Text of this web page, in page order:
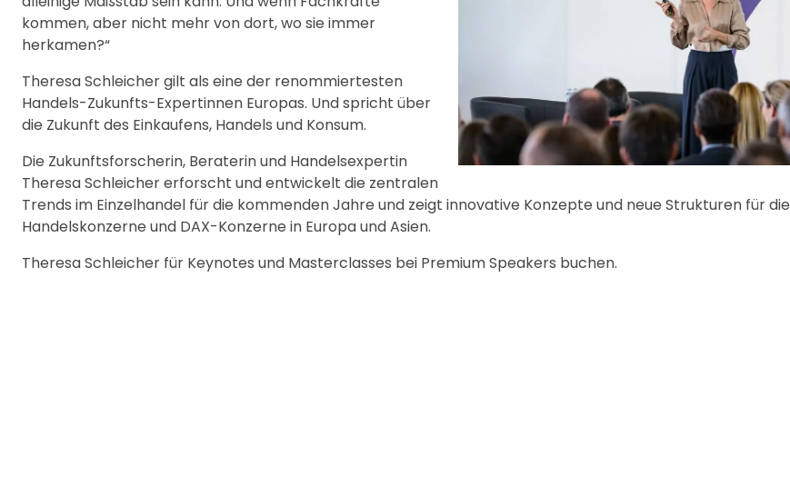
kommen, aber nicht mehr von dort, wo sie immer
herkamen?“
Theresa Schleicher gilt als eine der renommiertesten
Handels-Zukunfts-Expertinnen Europas. Und spricht über
die Zukunft des Einkaufens, Handels und Konsum.
Die Zukunftsforscherin, Beraterin und Handelsexpertin
Theresa Schleicher erforscht und entwickelt die zentralen
Trends im Einzelhandel für die kommenden Jahre und zeigt innovative Konzepte und neue Strukturen für die
Handelskonzerne und DAX-Konzerne in Europa und Asien.
Theresa Schleicher für Keynotes und Masterclasses bei Premium Speakers buchen.